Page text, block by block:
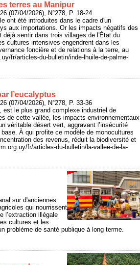
terres au Manipur
(07/04/2026), N°278, P. 18-24
ont été introduites dans le cadre d'un
aux importations. Or les impacts négatifs des
sentir dans trois villages de l'État du
cultures intensives engendrent dans les
foncière et de relations à la terre, au
fr/articles-du-bulletin/inde-lhuile-de-palme-
l’eucalyptus
(07/04/2026), N°278, P. 33-36
est le plus grand complexe industriel de
de cette vallée, les impacts environnementaux
véritable désert vert, aggravant l’insécurité
À qui profite ce modèle de monocultures
des revenus, réduit la biodiversité et
fr/articles-du-bulletin/la-vallee-de-la-
sur d'anciennes
qui nourrissent
l’extraction illégale
cultures et les
problème de santé publique à long terme.